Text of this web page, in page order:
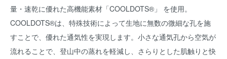
量・速乾に優れた高機能素材「COOLDOTS®」 を使用。
COOLDOTS®は、特殊技術によって生地に無数の微細な孔を施
すことで、優れた通気性を実現します。小さな通気孔から空気が
流れることで、登山中の蒸れを軽減し、さらりとした肌触りと快